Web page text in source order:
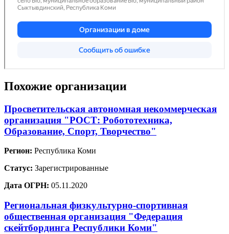
Похожие организации
Просветительская автономная некоммерческая
организация "РОСТ: Робототехника,
Образование, Спорт, Творчество"
Регион: Республика Коми
Статус: Зарегистрированные
Дата ОГРН: 05.11.2020
Региональная физкультурно-спортивная
общественная организация "Федерация
скейтбординга Республики Коми"